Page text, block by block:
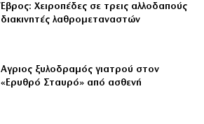
Έβρος: Χειροπέδες σε τρεις αλλοδαπούς
διακινητές λαθρομεταναστών
Αγριος ξυλοδραμός γιατρού στον
«Ερυθρό Σταυρό» από ασθενή